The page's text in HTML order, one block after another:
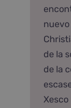
de la
de la